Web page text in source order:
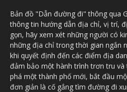
Bản đồ "Dẫn đường đi" thông qua
thông tin hướng dẫn địa chỉ, vị trí,
gọn, hãy xem xét những người có
những địa chỉ trong thời gian ngắn
khi quyết định đến các điểm địa
đảm bảo một hành trình trơn tru và
phá một thành phố mới, bắt đầu
đơn giản là cố gắng tìm đường đi